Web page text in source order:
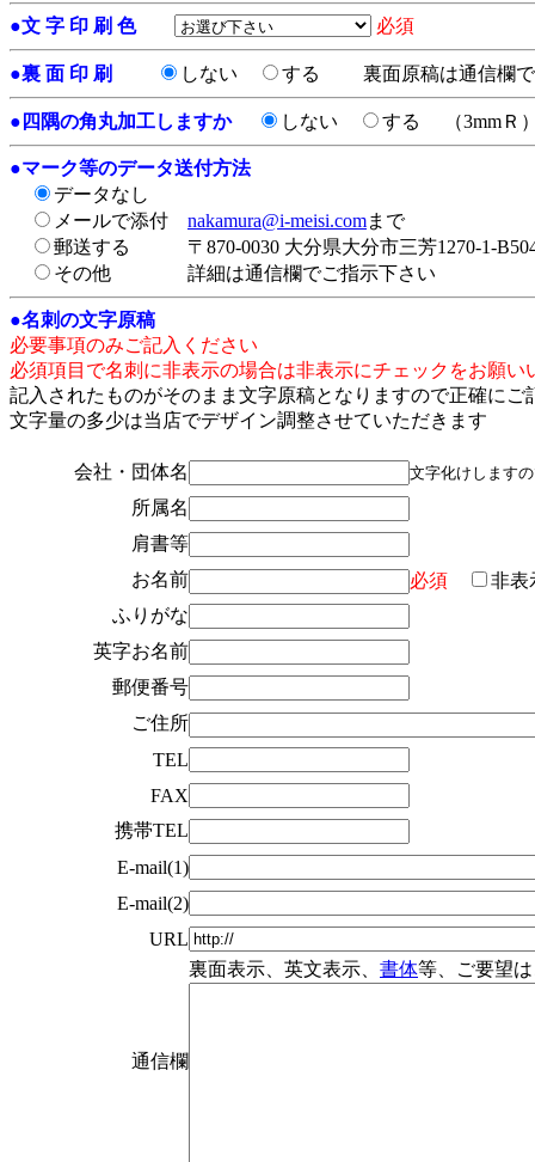
●文 字 印 刷 色 必須
●裏 面 印 刷 しない する 裏面原稿は通信欄
● 四隅の角丸加工しますか しない する （3mmＲ
●マーク等のデータ送付方法
データなし
メールで添付 nakamura@i-meisi.comまで
郵送する 〒870-0030 大分県大分市三芳1270-1-
その他 詳細は通信欄でご指示下さい
●名刺の文字原稿
必要事項のみご記入ください
必須項目で名刺に非表示の場合は非表示にチェックをお願い
記入されたものがそのまま文字原稿となりますので正確にご
文字量の多少は当店でデザイン調整させていただきます
会社・団体名 文字化けします
所属名
肩書等
お名前
必須
非表
ふりがな
英字お名前
郵便番号
ご住所
TEL
FAX
携帯TEL
E-mail(1)
E-mail(2)
URL
通信欄
裏面表示、英文表示、 書体等、ご要望